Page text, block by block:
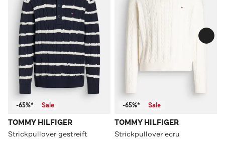
-65%* Sale
TOMMY HILFIGER
Strickpullover gestreift
-65%* Sale
TOMMY HILFIGER
Strickpullover ecru